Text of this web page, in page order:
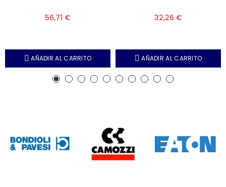
56,71 €
AÑADIR AL CARRITO
32,26 €
AÑADIR AL CARRITO